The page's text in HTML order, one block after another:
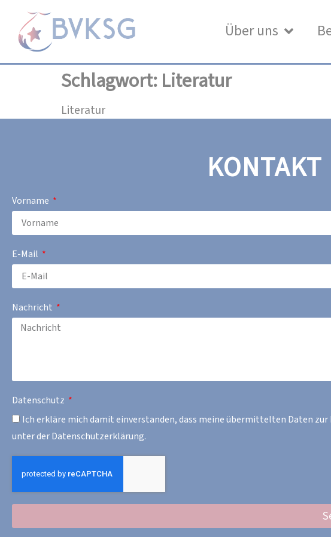
Über uns
Schlagwort:Literatur
Literatur
Vorname
E-Mail
Nachricht
Datenschutz
Ich erkläre mich damit einverstanden, dass meine übermittelten Daten
unter der Datenschutzerklärung.